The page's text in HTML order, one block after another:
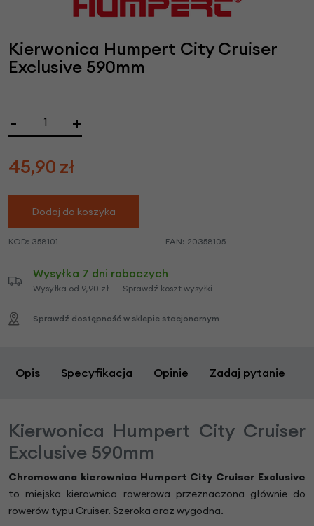
Kierwonica Humpert City Cruiser
Exclusive 590mm
- +
45,90 zł
Dodaj do koszyka
KOD: 358101 EAN: 20358105
Wysyłka 7 dni roboczych
Wysyłka od 9,90 zł Sprawdź koszt wysyłki
Sprawdź dostępność w sklepie stacjonarnym
Opis Specyfikacja Opinie Zadaj pytanie
Kierwonica Humpert City Cruiser
Exclusive 590mm
Chromowana kierownica Humpert City Cruiser Exclusive
to miejska kierownica rowerowa przeznaczona głównie do
rowerów typu Cruiser. Szeroka oraz wygodna.